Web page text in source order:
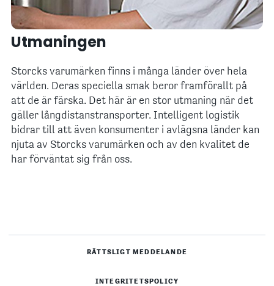
Utmaningen
Storcks varumärken finns i många länder över hela
världen. Deras speciella smak beror framförallt på
att de är färska. Det här är en stor utmaning när det
gäller långdistanstransporter. Intelligent logistik
bidrar till att även konsumenter i avlägsna länder kan
njuta av Storcks varumärken och av den kvalitet de
har förväntat sig från oss.
RÄTTSLIGT MEDDELANDE
INTEGRITETSPOLICY